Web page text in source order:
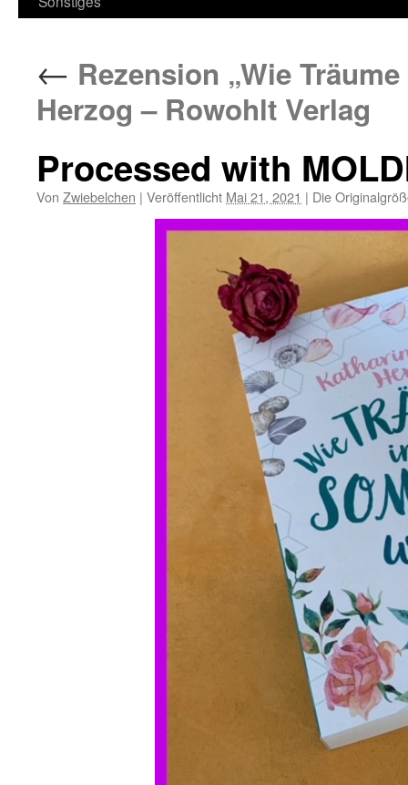
← Rezension „Wie
Herzog – Rowohlt Verlag
Processed with
Von Zwiebelchen | Veröffentlicht Mai 21, 2021 | Die